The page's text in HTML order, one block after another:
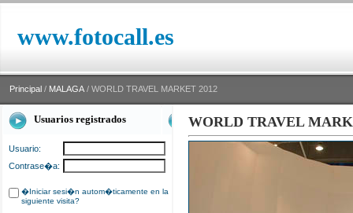
www.fotocall.es
Principal / MALAGA / WORLD TRAVEL MARKET 2012
Usuarios registrados
Usuario:
Contrase�a:
�Iniciar sesi�n autom�ticamente en la
siguiente visita?
WORLD TRAVEL